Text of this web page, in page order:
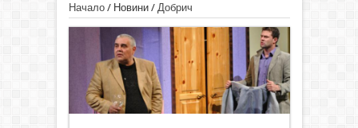
Начало/ Новини/ Добрич